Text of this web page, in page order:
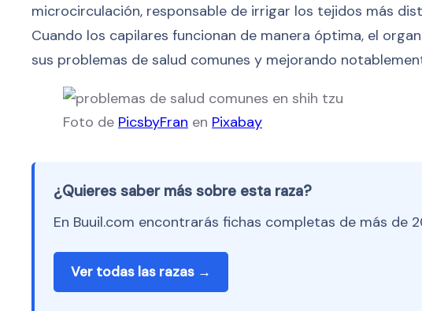
microcirculación, responsable de irrigar los tejidos más
Cuando los capilares funcionan de manera óptima, el
sus problemas de salud comunes y mejorando
Foto de PicsbyFran en Pixabay
¿Quieres saber más sobre esta raza?
En Buuil.com encontrarás fichas completas de más de
Ver todas las razas →